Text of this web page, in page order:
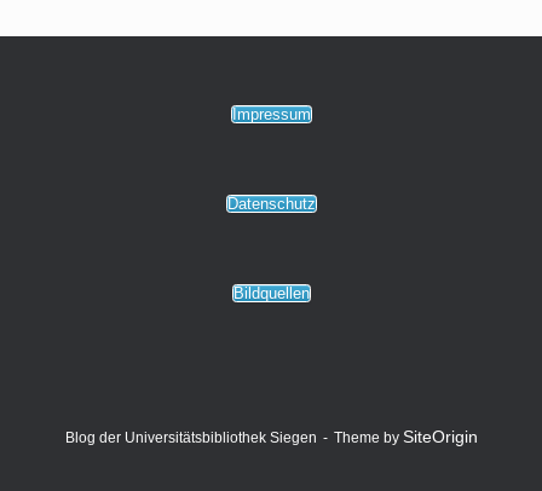
Impressum
Datenschutz
Bildquellen
Blog der Universitätsbibliothek Siegen Theme by SiteOrigin